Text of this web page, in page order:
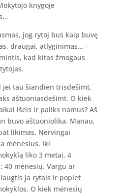
knygoje
jog rytoj bus kaip buvę
draugai, atlyginimas… –
kad kitas žmogaus
jei tau šiandien trisdešimt,
aštuoniasdešimt. O kiek
išeis ir paliks namus? Aš
buvo aštuoniolika. Manau,
likimas. Nervingai
mėnesius. Iki
liko 3 metai, 4
40 mėnesių. Vargu ar
ja rytais ir popiet
O kiek mėnesių